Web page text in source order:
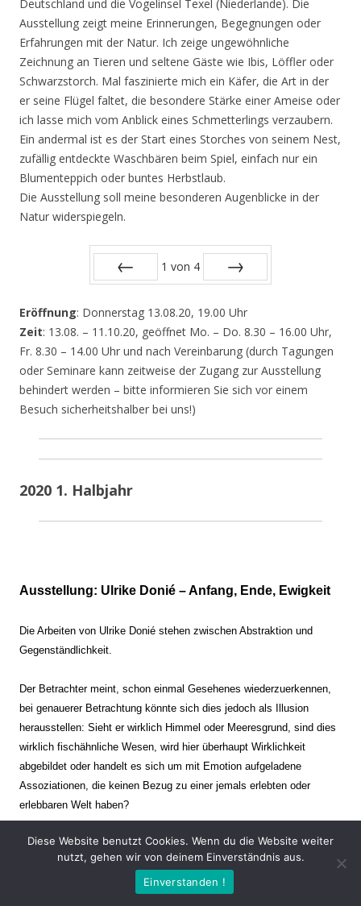
Deutschland und die Vogelinsel Texel (Niederlande). Die
Ausstellung zeigt meine Erinnerungen, Begegnungen oder
Erfahrungen mit der Natur. Ich zeige ungewöhnliche
Zeichnung an Tieren und seltene Gäste wie Ibis, Löffler oder
Schwarzstorch. Mal faszinierte mich ein Käfer, die Art in der
er seine Flügel faltet, die besondere Stärke einer Ameise oder
ich lasse mich vom Anblick eines Schmetterlings verzaubern.
Ein andermal ist es der Start eines Storches von seinem Nest,
zufällig entdeckte Waschbären beim Spiel, einfach nur ein
Blumenteppich oder buntes Herbstlaub.
Die Ausstellung soll meine besonderen Augenblicke in der
Natur widerspiegeln.
1 von 4
Eröffnung: Donnerstag 13.08.20, 19.00 Uhr
Zeit: 13.08. – 11.10.20, geöffnet Mo. – Do. 8.30 – 16.00 Uhr,
Fr. 8.30 – 14.00 Uhr und nach Vereinbarung (durch Tagungen
oder Seminare kann zeitweise der Zugang zur Ausstellung
behindert werden – bitte informieren Sie sich vor einem
Besuch sicherheitshalber bei uns!)
2020 1. Halbjahr
Ausstellung: Ulrike Donié – Anfang, Ende, Ewigkeit
Die Arbeiten von Ulrike Donié stehen zwischen Abstraktion und
Gegenständlichkeit.
Der Betrachter meint, schon einmal Gesehenes wiederzuerkennen,
bei genauerer Betrachtung könnte sich dies jedoch als Illusion
herausstellen: Sieht er wirklich Himmel oder Meeresgrund, sind dies
wirklich fischähnliche Wesen, wird hier überhaupt Wirklichkeit
abgebildet oder handelt es sich um mit Emotion aufgeladene
Assoziationen, die keinen Bezug zu einer jemals erlebten oder
erlebbaren Welt haben?
Verharren und Dynamik stehen sich dabei gegenüber. Zeit steht still
oder verrinnt im Nu. Es soll dabei eine Spannung, auch farblich, bis
zur Schmerzgrenze erzeugt werden. Die Arbeiten stellen ambivalente
Diese Website benutzt Cookies. Wenn du die Website weiter
nutzt, gehen wir von deinem Einverständnis aus.
Einverstanden !